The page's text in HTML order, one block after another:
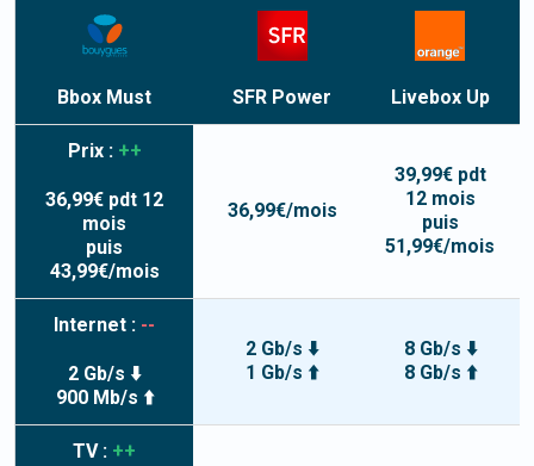
Bbox Must SFR Power Livebox Up
Prix : ++
36,99€ pdt 12
mois
puis
43,99€/mois
36,99€/mois
39,99€ pdt
12mois
puis
51,99€/mois
Internet : --
2 Gb/s ⬇️
900 Mb/s ⬆️
2 Gb/s ⬇️
1 Gb/s ⬆️
8 Gb/s ⬇️
8 Gb/s ⬆️
TV : ++